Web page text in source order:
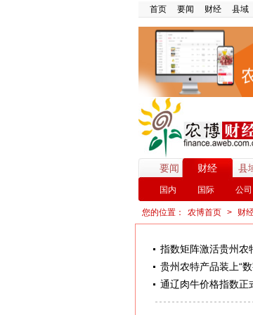
首页 要闻 财经 县域
要闻 财经 县
国内 国际 公司
您的位置： 农博首页 > 财
指数矩阵激活贵州农
贵州农特产品装上“
通辽肉牛价格指数正